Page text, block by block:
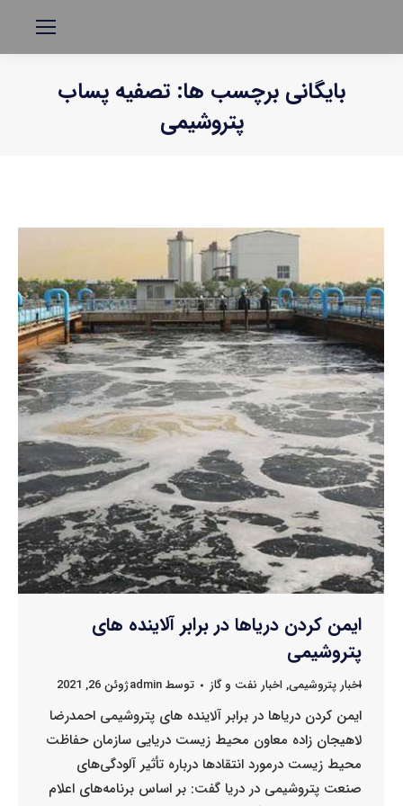
بایگانی برچسب ها: تصفیه پساب
پتروشیمی
ایمن کردن دریاها در برابر آلاینده های
پتروشیمی
اخبار پتروشیمی, اخبار نفت و گاز توسطadminژوئن 26, 2021
ایمن کردن دریاها در برابر آلاینده های پتروشیمی احمدرضا
لاهیجان زاده معاون محیط زیست دریایی سازمان حفاظت
محیط زیست درمورد انتقادها درباره تأثیر آلودگی‌های
صنعت پتروشیمی در دریا گفت: بر اساس برنامه‌های اعلام